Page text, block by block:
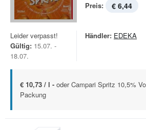
Preis: € 6,44
Leider verpasst!
Gültig: 15.07. -
18.07.
Händler: EDEKA
€ 10,73 / l - oder Campari Spritz 10,5%
Packung